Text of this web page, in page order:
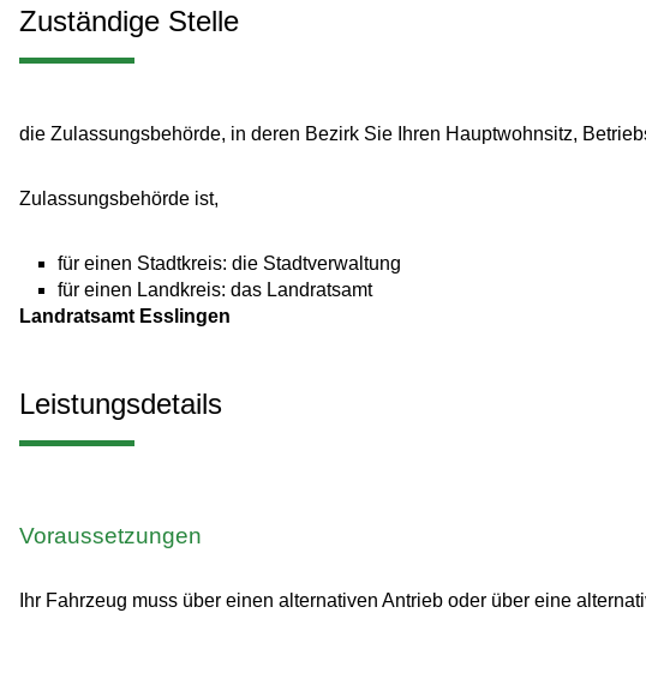
Zuständige Stelle
die Zulassungsbehörde, in deren Bezirk Sie Ihren Hauptwohnsitz,
Zulassungsbehörde ist,
für einen Stadtkreis: die Stadtverwaltung
für einen Landkreis: das Landratsamt
Landratsamt Esslingen
Leistungsdetails
Voraussetzungen
Ihr Fahrzeug muss über einen alternativen Antrieb oder über eine